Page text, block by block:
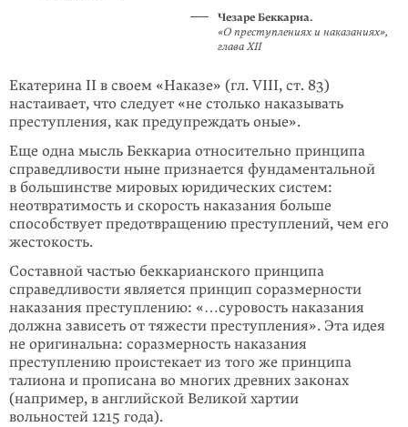
Чезаре Беккариа.
«О преступлениях и наказаниях»,
глава XII
Екатерина II в своем «Наказе» (гл. VIII, ст. 83)
настаивает, что следует «не столько наказывать
преступления, как предупреждать оные».
Еще одна мысль Беккариа относительно принципа
справедливости ныне признается фундаментальной
в большинстве мировых юридических систем:
неотвратимость и скорость наказания больше
способствует предотвращению преступлений, чем его
жестокость.
Составной частью беккарианского принципа
справедливости является принцип соразмерности
наказания преступлению: «…суровость наказания
должна зависеть от тяжести преступления». Эта идея
не оригинальна: соразмерность наказания
преступлению проистекает из того же принципа
талиона и прописана во многих древних законах
(например, в английской Великой хартии
вольностей 1215 года).